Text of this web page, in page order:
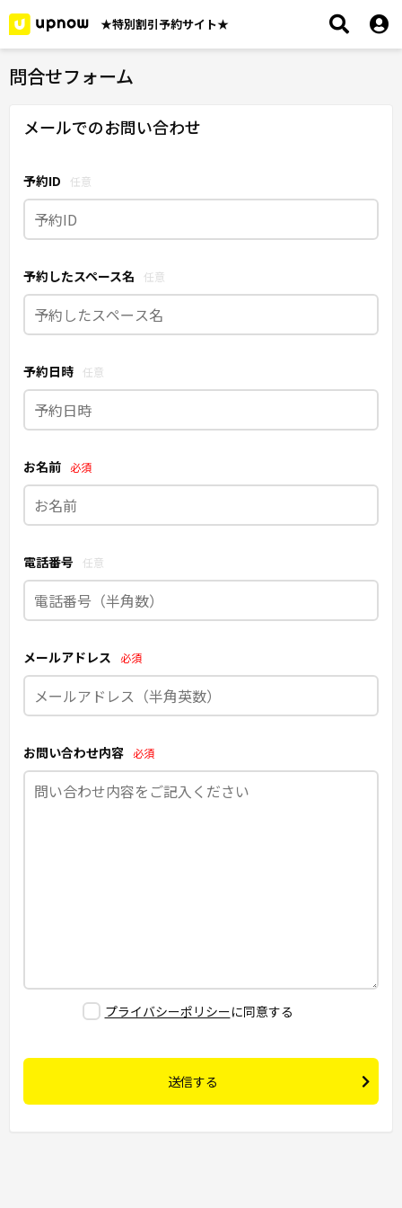
★特別割引予約サイト★
問合せフォーム
メールでのお問い合わせ
予約ID 任意
予約したスペース名 任意
予約日時 任意
お名前 必須
電話番号 任意
メールアドレス 必須
お問い合わせ内容 必須
プライバシーポリシーに同意する
送信する